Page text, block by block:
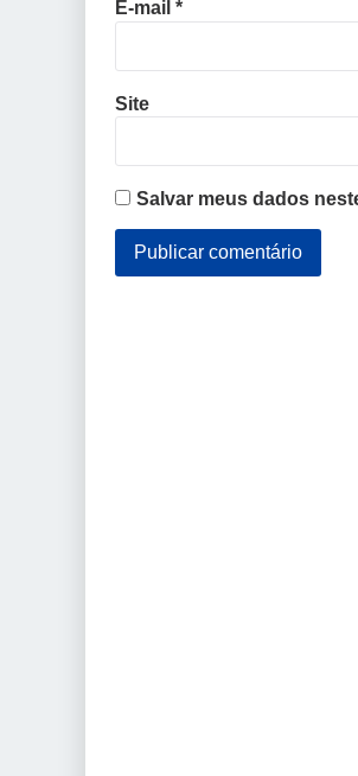
E-mail *
Site
Salvar meus dados